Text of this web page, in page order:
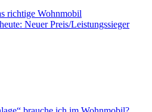
richtige Wohnmobil
Neuer Preis/Leistungssieger